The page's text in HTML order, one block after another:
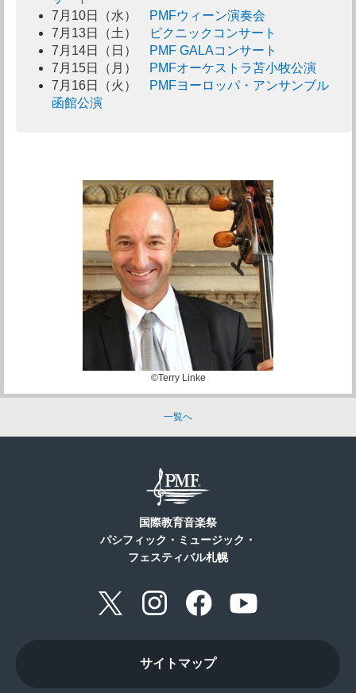
7月10日（水）
PMFウィーン演奏会
7月13日（土）
ピクニックコンサート
7月14日（日）
PMF GALAコンサート
7月15日（月）
PMFオーケストラ苫小牧公演
7月16日（火）
PMFヨーロッパ・アンサンブル
函館公演
©Terry Linke
一覧へ
国際教育音楽祭
パシフィック・ミュージック・
フェスティバル札幌
サイトマップ